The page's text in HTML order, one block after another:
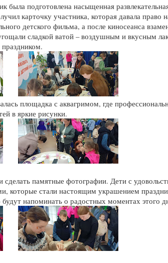
была подготовлена насыщенная
карточку участника, которая давала право
детского фильма, а после киносеанса
сладкой ватой – воздушным и вкусным
праздником.
площадка с аквагримом, где
в яркие рисунки.
памятные фотографии. Дети с
которые стали настоящим украшением
напоминать о радостных моментах этого